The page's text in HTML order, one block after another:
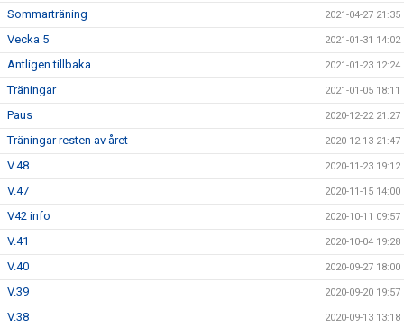
Sommarträning 2021-04-27 21:35
Vecka 5 2021-01-31 14:02
Äntligen tillbaka 2021-01-23 12:24
Träningar 2021-01-05 18:11
Paus 2020-12-22 21:27
Träningar resten av året 2020-12-13 21:47
V.48 2020-11-23 19:12
V.47 2020-11-15 14:00
V42 info 2020-10-11 09:57
V.41 2020-10-04 19:28
V.40 2020-09-27 18:00
V.39 2020-09-20 19:57
V.38 2020-09-13 13:18